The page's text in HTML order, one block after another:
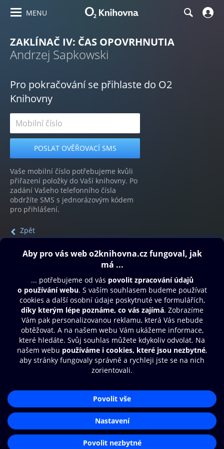
MENU
ZAKLÍNAČ IV: ČAS OPOVRHNUTIA
Andrzej Sapkowski
Pro pokračování se přihlaste do O2
Knihovny
Vaše mobilní číslo potřebujeme kvůli
přiřazení položky do Vaší knihovny. Po
zadání Vašeho telefonního čísla
obdržíte SMS s jednorázovým kódem
pro přihlášení.
Zpět
Obsah ke stažení
Moje O2 Knihovna
Další zábava
© O2 Czech Republic a.s.
Přístupnost
Zásady zpracování osobních údajů
Nastavení cookies
Aplikace O2 Knihovna
Čti a poslouchej své e-knihy a
audioknihy rychleji a pohodlněji.